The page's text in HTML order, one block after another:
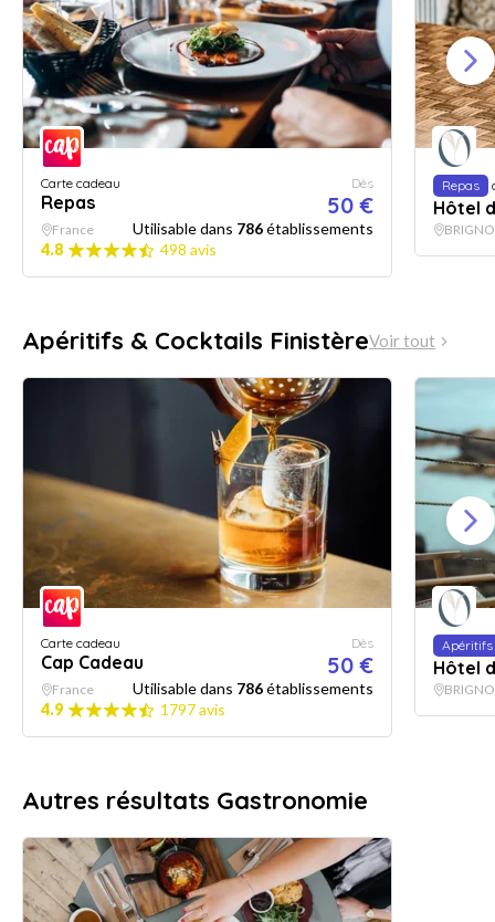
Carte cadeau
Repas
Dès
50 €
France Utilisable dans 786établissements
4.8
498 avis
Repas
Hôtel
Apéritifs & Cocktails FinistèreVoir tout
Carte cadeau
Cap Cadeau
Dès
50 €
France Utilisable dans 786établissements
4.9
1797 avis
Apéritifs
Hôtel
Autres résultats Gastronomie